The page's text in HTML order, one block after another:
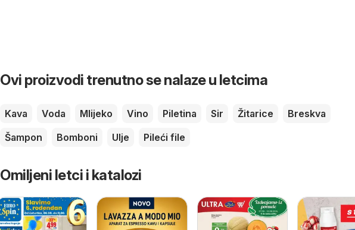
Ovi proizvodi trenutno se nalaze u letcima
Kava Voda Mlijeko Vino Piletina Sir Žitarice
Breskva
Šampon
Bomboni Ulje Pileći file
Omiljeni letci i katalozi